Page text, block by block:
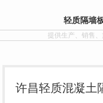
轻质隔墙
提供生产、销售
许昌轻质混凝土